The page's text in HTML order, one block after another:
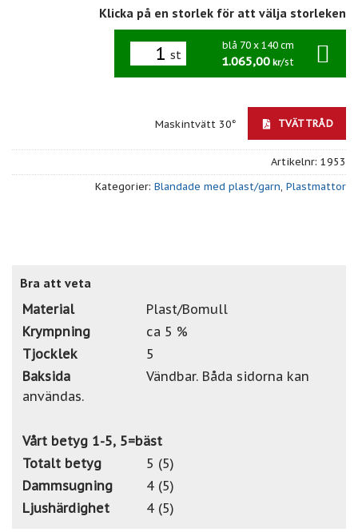
Klicka på en storlek för att välja storleken
st
blå 70 x 140 cm
1.065,00 kr/st
Maskintvätt 30° TVÄTTRÅD
Artikelnr: 1953
Kategorier: Blandade med plast/garn, Plastmattor
Bra att veta
Material
Plast/Bomull
Krympning
ca 5 %
Tjocklek
5
Baksida
Vändbar. Båda sidorna kan
användas.
Vårt betyg 1-5, 5=bäst
Totalt betyg
5 (5)
Dammsugning
4 (5)
Ljushärdighet
4 (5)